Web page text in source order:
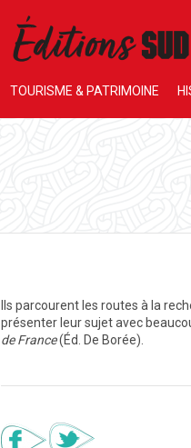
TOURISME & PATRIMOINE
Ils parcourent les routes à la
présenter leur sujet avec
de France(Éd. De Borée).